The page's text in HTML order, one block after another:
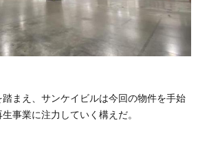
まえ、サンケイビルは今回の物件を手始
事業に注力していく構えだ。